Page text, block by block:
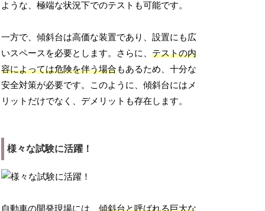
ような、極端な状況下でのテストも可能です。
一方で、傾斜台は高価な装置であり、設置にも広
いスペースを必要とします。さらに、テストの内
容によっては危険を伴う場合もあるため、十分な
安全対策が必要です。このように、傾斜台にはメ
リットだけでなく、デメリットも存在します。
様々な試験に活躍！
自動車の開発現場には、傾斜台と呼ばれる巨大な